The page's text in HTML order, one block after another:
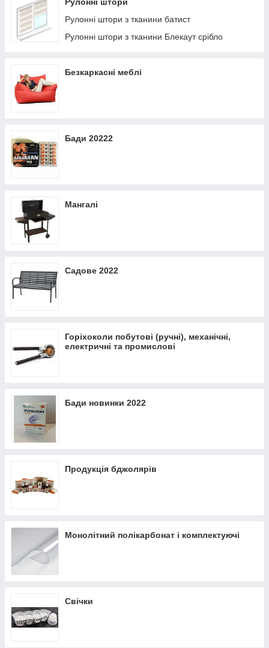
Рулонні штори з тканини батист
Рулонні штори з тканини Блекаут срібло
Безкаркасні меблі
Бади 20222
Мангалі
Садове 2022
Горіхоколи побутові (ручні), механічні,
електричні та промислові
Бади новинки 2022
Продукція бджолярів
Монолітний полікарбонат і комплектуючі
Свічки